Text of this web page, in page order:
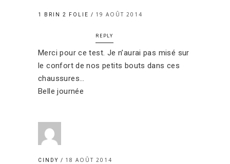
1 BRIN 2 FOLIE 19 AOÛT 2014
REPLY
Merci pour ce test. Je n’aurai pas misé sur
le confort de nos petits bouts dans ces
chaussures…
Belle journée
CINDY 18 AOÛT 2014